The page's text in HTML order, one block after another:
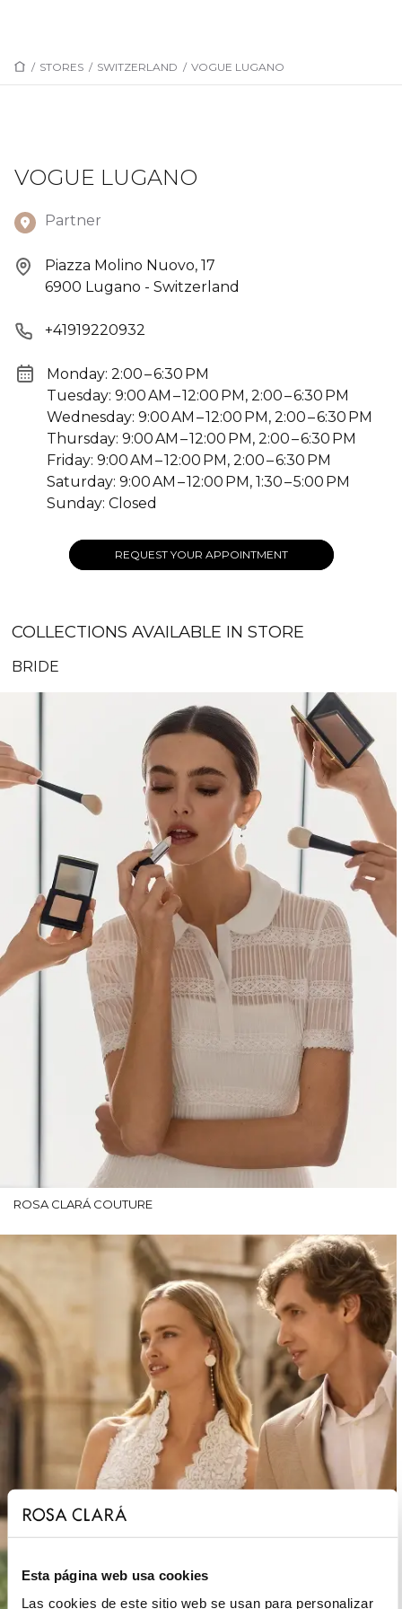
Esta página web usa cookies
Las cookies de este sitio web se usan para personalizar
/ STORES / SWITZERLAND / VOGUE LUGANO
VOGUE LUGANO
Partner
Piazza Molino Nuovo, 17
6900 Lugano - Switzerland
+41919220932
Monday: 2:00 – 6:30 PM
Tuesday: 9:00 AM – 12:00 PM, 2:00 – 6:30 PM
Wednesday: 9:00 AM – 12:00 PM, 2:00 – 6:30 PM
Thursday: 9:00 AM – 12:00 PM, 2:00 – 6:30 PM
Friday: 9:00 AM – 12:00 PM, 2:00 – 6:30 PM
Saturday: 9:00 AM – 12:00 PM, 1:30 – 5:00 PM
Sunday: Closed
REQUEST YOUR APPOINTMENT
COLLECTIONS AVAILABLE IN STORE
BRIDE
ROSA CLARÁ COUTURE